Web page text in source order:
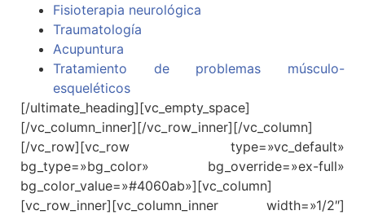
Fisioterapia neurológica
Traumatología
Acupuntura
Tratamiento de problemas músculo-
esqueléticos
[/ultimate_heading][vc_empty_space]
[/vc_column_inner][/vc_row_inner][/vc_column]
[/vc_row][vc_row type=»vc_default»
bg_type=»bg_color» bg_override=»ex-full»
bg_color_value=»#4060ab»][vc_column]
[vc_row_inner][vc_column_inner width=»1/2″]